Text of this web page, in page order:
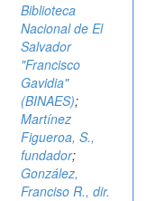
Biblioteca
Nacional de El
Salvador
"Francisco
Gavidia"
(BINAES);
Martínez
Figueroa, S.,
fundador;
González,
Franciso R., dir.